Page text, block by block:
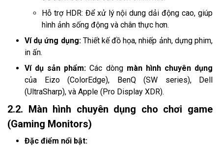
Hỗ trợ HDR: Để xử lý nội dung dải động cao, giúp
hình ảnh sống động và chân thực hơn.
Ví dụ ứng dụng:Thiết kế đồ họa, nhiếp ảnh, dựng phim,
in ấn.
Ví dụ sản phẩm: Các dòng màn hình chuyên dụng
của Eizo (ColorEdge), BenQ (SW series), Dell
(UltraSharp), và Apple (Pro Display XDR).
2.2. Màn hình chuyên dụng cho chơi game
(Gaming Monitors)
Đặc điểm nổi bật: